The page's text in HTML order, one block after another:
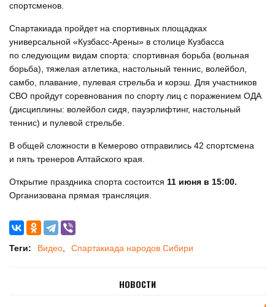
спортсменов.
Спартакиада пройдет на спортивных площадках
универсальной «Кузбасс-Арены» в столице Кузбасса
по следующим видам спорта: спортивная борьба (вольная
борьба), тяжелая атлетика, настольный теннис, волейбол,
самбо, плавание, пулевая стрельба и корэш. Для участников
СВО пройдут соревнования по спорту лиц с поражением ОДА
(дисциплины: волейбол сидя, пауэрлифтинг, настольный
теннис) и пулевой стрельбе.
В общей сложности в Кемерово отправились 42 спортсмена
и пять тренеров Алтайского края.
Открытие праздника спорта состоится 11 июня в 15:00.
Организована прямая трансляция.
Теги: Видео Спартакиада народов Сибири
НОВОСТИ